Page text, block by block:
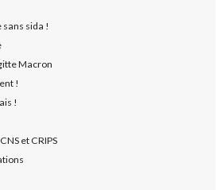
sans sida !
Macron
!
!
et CRIPS